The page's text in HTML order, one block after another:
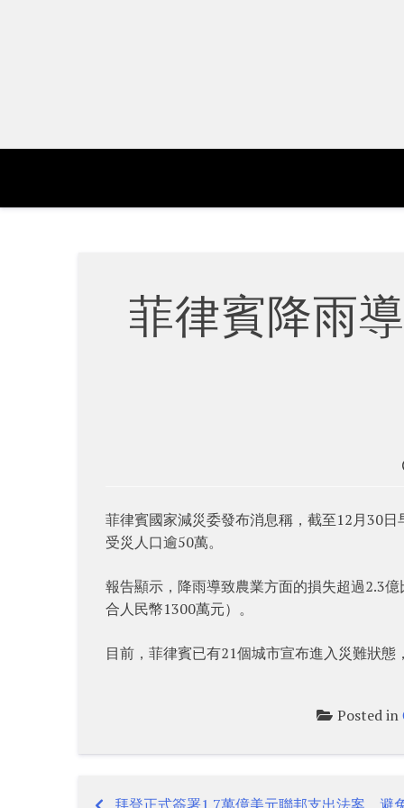
菲律賓降雨
菲律賓國家減災委發布消息稱，截至12月30
受災人口逾50萬。
報告顯示，降雨導致農業方面的損失超過2.3
合人民幣1300萬元）。
目前，菲律賓已有21個城市宣布進入災難狀態
Posted in
拜登正式簽署1.7萬億美元聯邦支出法案 避